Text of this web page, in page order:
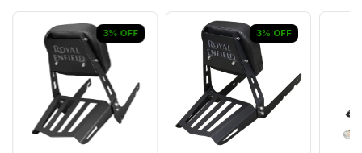
3% OFF 3% OFF